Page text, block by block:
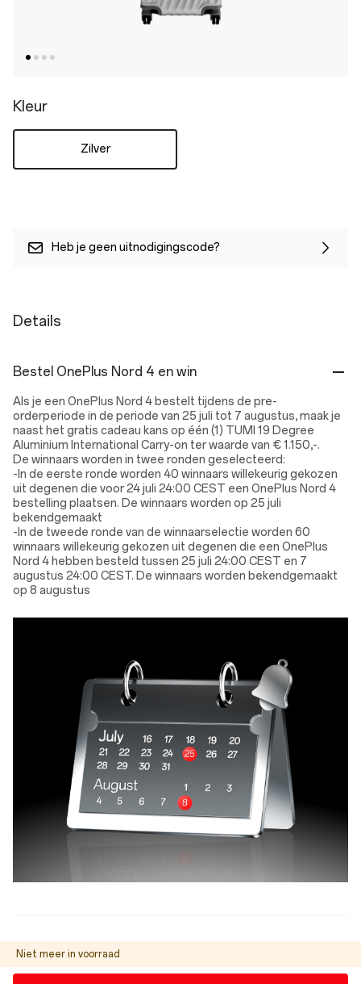
Kleur
Zilver
Heb je geen uitnodigingscode?
Details
Bestel OnePlus Nord 4 en win
Als je een OnePlus Nord 4 bestelt tijdens de pre-
orderperiode in de periode van 25 juli tot 7 augustus, maak je
naast het gratis cadeau kans op één (1) TUMI 19 Degree
Aluminium International Carry-on ter waarde van € 1.150,-.
De winnaars worden in twee ronden geselecteerd:
-In de eerste ronde worden 40 winnaars willekeurig gekozen
uit degenen die voor 24 juli 24:00 CEST een OnePlus Nord 4
bestelling plaatsen. De winnaars worden op 25 juli
bekendgemaakt
-In de tweede ronde van de winnaarselectie worden 60
winnaars willekeurig gekozen uit degenen die een OnePlus
Nord 4 hebben besteld tussen 25 juli 24:00 CEST en 7
augustus 24:00 CEST. De winnaars worden bekendgemaakt
op 8 augustus
Niet meer in voorraad